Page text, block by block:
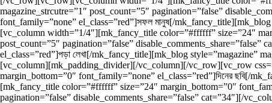
magazine_strcutre=”1″ post_count=”5″ pagination=”false”
font_family=”none” el_class=”red”]সফল মানুষ[/
[vc_column width=”1/4″][mk_fancy_title color=”#ffffff” size=”24″
post_count=”5″ pagination=”false”
el_class=”red”]পড়া লেখা[/mk_fancy_title][mk_blog style=”magazine”
[vc_column][mk_padding_divider][/vc_column][/vc_row][vc_row
margin_bottom=”0″ font_family=”none” el_class=”red”]দিনের ছবি[/
[mk_fancy_title color=”#ffffff” size=”24″ margin_bottom=”0″
pagination=”false” disable_comments_share=”false” cat=”34″][/